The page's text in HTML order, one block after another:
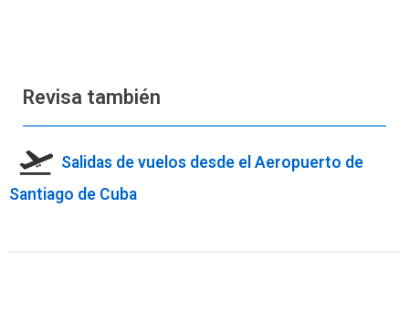
Revisa también
Salidas de vuelos desde el Aeropuerto de
Santiago de Cuba